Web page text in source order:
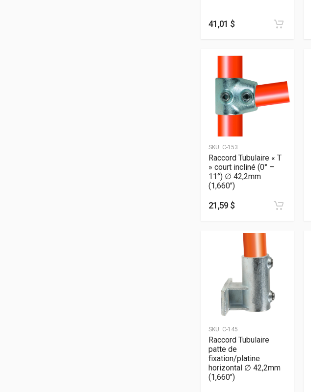
41,01 $
SKU: C-153
Raccord Tubulaire « T
» court incliné (0° –
11°) ∅ 42,2mm
(1,660″)
21,59 $
SKU: C-145
Raccord Tubulaire
patte de
fixation/platine
horizontal ∅ 42,2mm
(1,660″)